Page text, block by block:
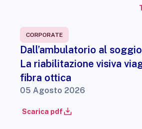
CORPORATE
Dall’ambulatorio al
La riabilitazione visiva
fibra ottica
05 Agosto 2026
Scarica pdf